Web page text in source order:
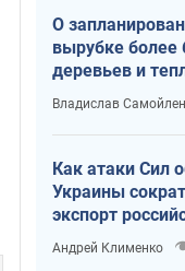
О
вырубке более
деревьев и
что происходит
Теремках в
Владислав
Как атаки Сил
Украины
экспорт
Андрей Клименко